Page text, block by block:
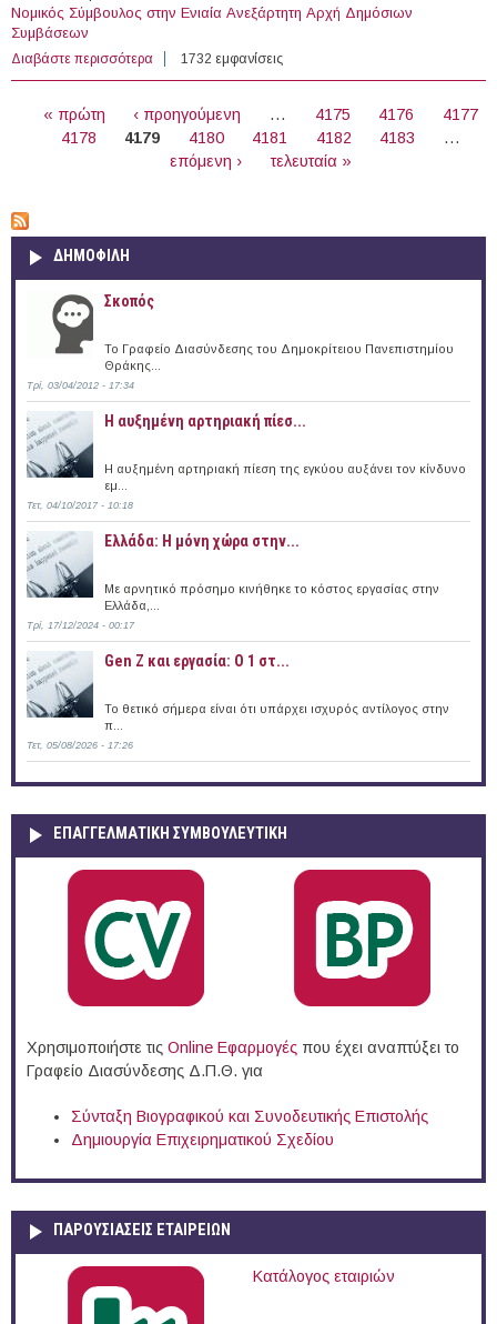
Nομικός Σύμβουλος στην Ενιαία Ανεξάρτητη Αρχή Δημόσιων
Συμβάσεων
Διαβάστε περισσότερα για Nομικός Σύμβουλος στην Ενιαία Ανεξάρτητη Αρχή
Δημόσιων Συμβάσεων
1732 εμφανίσεις
« πρώτη ‹ προηγούμενη … 4175 4176
4177
4178
4179 4180 4181 4182 4183
…
επόμενη ›
τελευταία »
ΔΗΜΟΦΙΛΗ
Σκοπός
Το Γραφείο Διασύνδεσης του Δημοκρίτειου Πανεπιστημίου
Θράκης...
Τρί, 03/04/2012 - 17:34
Η αυξημένη αρτηριακή πίεσ...
Η αυξημένη αρτηριακή πίεση της εγκύου αυξάνει τον κίνδυνο
εμ...
Τετ, 04/10/2017 - 10:18
Ελλάδα: Η μόνη χώρα στην...
Με αρνητικό πρόσημο κινήθηκε το κόστος εργασίας στην
Ελλάδα,...
Τρί, 17/12/2024 - 00:17
Gen Z και εργασία: Ο 1 στ...
Το θετικό σήμερα είναι ότι υπάρχει ισχυρός αντίλογος στην
π...
Τετ, 05/08/2026 - 17:26
ΕΠΑΓΓΕΛΜΑΤΙΚΉ ΣΥΜΒΟΥΛΕΥΤΙΚΉ
Χρησιμοποιήστε τις Online Eφαρμογές που έχει αναπτύξει το
Γραφείο Διασύνδεσης Δ.Π.Θ. για
Σύνταξη Βιογραφικού και Συνοδευτικής Επιστολής
Δημιουργία Επιχειρηματικού Σχεδίου
ΠΑΡΟΥΣΙΆΣΕΙΣ ΕΤΑΙΡΕΙΏΝ
Κατάλογος εταιριών